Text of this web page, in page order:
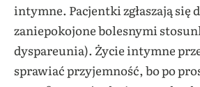
intymne. Pacjentki zgłaszają się
zaniepokojone bolesnymi
dyspareunia). Życie intymne
sprawiać przyjemność, bo po